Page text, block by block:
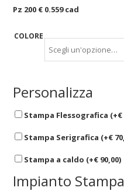
Pz 200 € 0.559 cad
COLORE
Personalizza
Stampa Flessografica (+€
Stampa Serigrafica (+€
Stampa a caldo (+€ 90,00)
Impianto Stampa